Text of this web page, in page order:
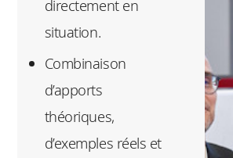
directement en
situation.
Combinaison
d’apports
théoriques,
d’exemples réels et